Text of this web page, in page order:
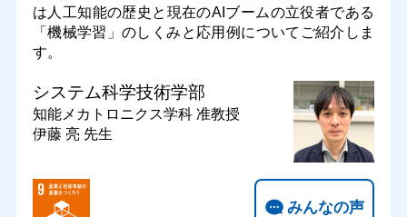
は人工知能の歴史と現在のAIブームの立役者である
「機械学習」のしくみと応用例についてご紹介しま
す。
システム科学技術学部
知能メカトロニクス学科 准教授
伊藤 亮 先生
みんなの声